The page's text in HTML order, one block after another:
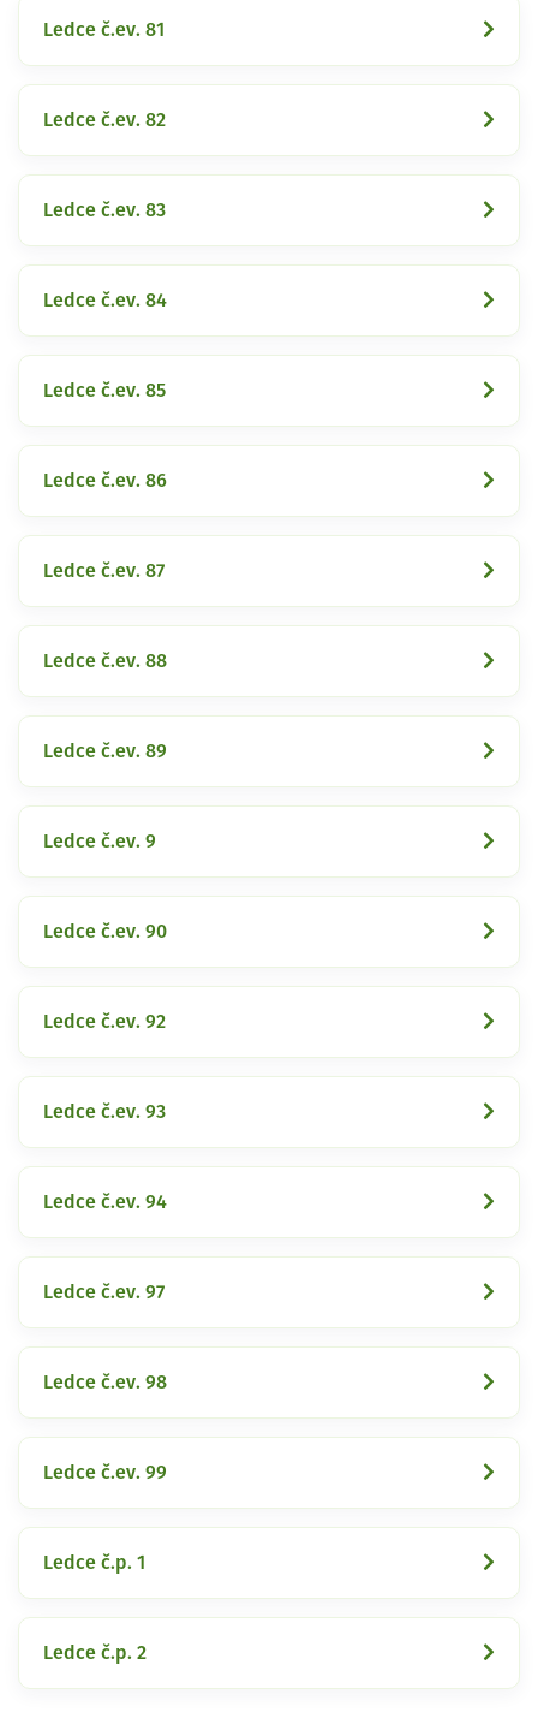
Ledce č.ev. 81
Ledce č.ev. 82
Ledce č.ev. 83
Ledce č.ev. 84
Ledce č.ev. 85
Ledce č.ev. 86
Ledce č.ev. 87
Ledce č.ev. 88
Ledce č.ev. 89
Ledce č.ev. 9
Ledce č.ev. 90
Ledce č.ev. 92
Ledce č.ev. 93
Ledce č.ev. 94
Ledce č.ev. 97
Ledce č.ev. 98
Ledce č.ev. 99
Ledce č.p. 1
Ledce č.p. 2